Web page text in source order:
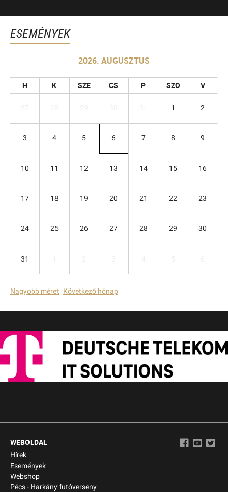
ESEMÉNYEK
2026. AUGUSZTUS
H K SZE CS P SZO V
1 2
3 4 5 6 7 8 9
10 11 12 13 14 15 16
17 18 19 20 21 22 23
24 25 26 27 28 29 30
31
Nagyobb méret Következő hónap
WEBOLDAL
Hírek
Események
Webshop
Pécs - Harkány futóverseny